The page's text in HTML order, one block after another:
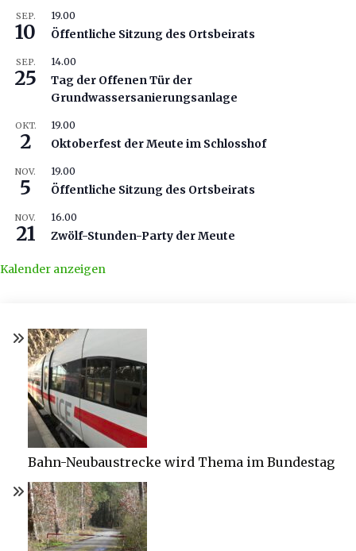
SEP.
10
19.00
Öffentliche Sitzung des Ortsbeirats
SEP.
25
14.00
Tag der Offenen Tür der
Grundwassersanierungsanlage
OKT.
2
19.00
Oktoberfest der Meute im Schlosshof
NOV.
5
19.00
Öffentliche Sitzung des Ortsbeirats
NOV.
21
16.00
Zwölf-Stunden-Party der Meute
Kalender anzeigen
Bahn-Neubaustrecke wird Thema im Bundestag